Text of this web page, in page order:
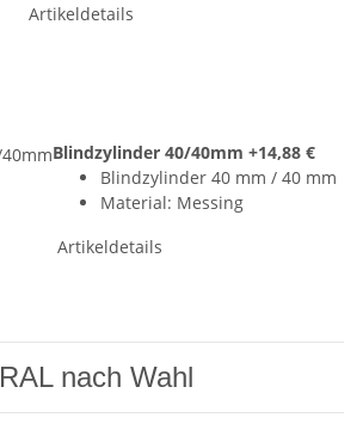
Artikeldetails
Blindzylinder 40/40mm +14,88 €
Blindzylinder 40 mm / 40 mm
Material: Messing
Artikeldetails
RAL nach Wahl